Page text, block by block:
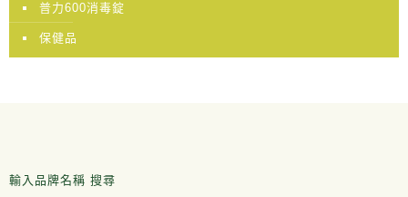
普力600消毒錠
保健品
輸入品牌名稱 搜尋